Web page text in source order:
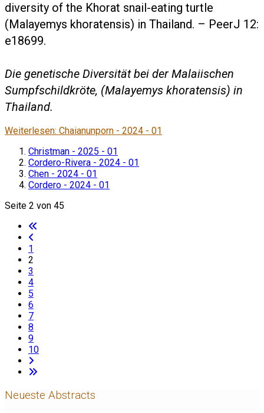
diversity of the Khorat snail-eating turtle
(Malayemys khoratensis) in Thailand. – PeerJ 12:
e18699.
Die genetische Diversität bei der Malaiischen
Sumpfschildkröte, (Malayemys khoratensis) in
Thailand.
Weiterlesen: Chaianunporn - 2024 - 01
Christman - 2025 - 01
Cordero-Rivera - 2024 - 01
Chen - 2024 - 01
Cordero - 2024 - 01
Seite 2 von 45
1
2
3
4
5
6
7
8
9
10
Neueste Abstracts